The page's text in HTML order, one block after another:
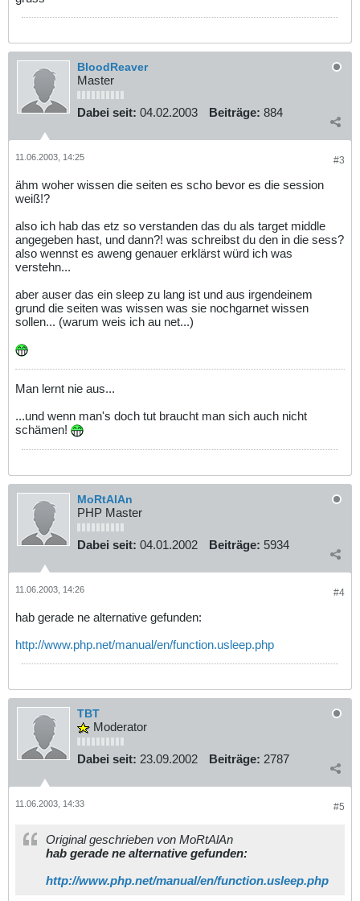
BloodReaver
Master
Dabei seit: 04.02.2003 Beiträge: 884
#3
11.06.2003, 14:25
ähm woher wissen die seiten es scho bevor es die session
weiß!?
also ich hab das etz so verstanden das du als target middle
angegeben hast, und dann?! was schreibst du den in die sess?
also wennst es aweng genauer erklärst würd ich was
verstehn...
aber auser das ein sleep zu lang ist und aus irgendeinem
grund die seiten was wissen was sie nochgarnet wissen
sollen... (warum weis ich au net...)
Man lernt nie aus...
...und wenn man's doch tut braucht man sich auch nicht
schämen!
MoRtAlAn
PHP Master
Dabei seit: 04.01.2002 Beiträge: 5934
#4
11.06.2003, 14:26
hab gerade ne alternative gefunden:
http://www.php.net/manual/en/function.usleep.php
TBT
Moderator
Dabei seit: 23.09.2002 Beiträge: 2787
#5
11.06.2003, 14:33
Original geschrieben von MoRtAlAn
hab gerade ne alternative gefunden:
http://www.php.net/manual/en/function.usleep.php